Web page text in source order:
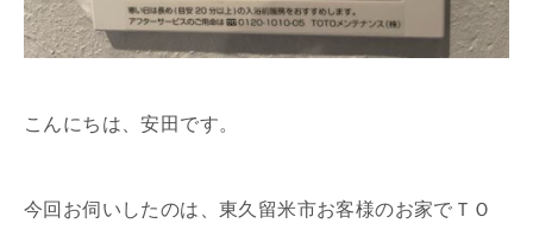
こんにちは、安田です。
今回お伺いしたのは、東久留米市お客様のお家でＴＯ